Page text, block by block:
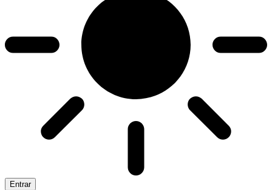
Entrar